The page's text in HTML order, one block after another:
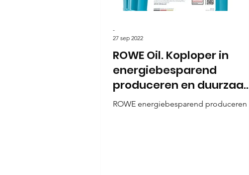
ROWE Oil. Koploper in
energiebesparend
produceren en duurzaam
ondernemen.
ROWE energiebesparend produceren
-
27 sep 2022